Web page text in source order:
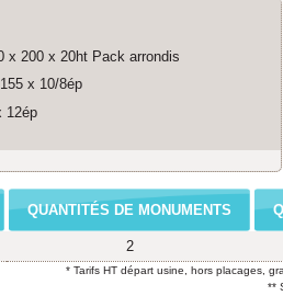
x 200 x 20ht Pack arrondis
x 10/8ép
12ép
QUANTITÉS DE MONUMENTS
2
* Tarifs HT départ usine, hors placages,
**